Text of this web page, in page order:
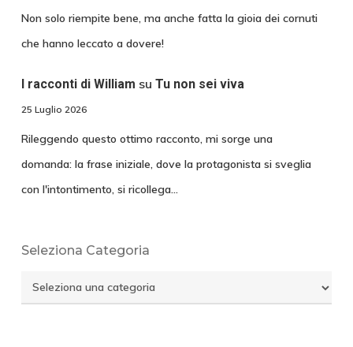
Non solo riempite bene, ma anche fatta la gioia dei cornuti
che hanno leccato a dovere!
I racconti di William su Tu non sei viva
25 Luglio 2026
Rileggendo questo ottimo racconto, mi sorge una
domanda: la frase iniziale, dove la protagonista si sveglia
con l'intontimento, si ricollega…
Seleziona Categoria
Seleziona
Categoria